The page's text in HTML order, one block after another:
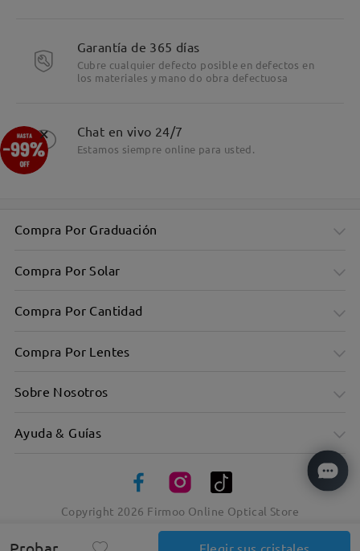
Detalles
Elegancia atemporal en atrevidos marcos cuadrados
Garantía de 365 días
Cubre cualquier defecto posible en defectos en
los materiales y mano do obra defectuosa
Chat en vivo 24/7
Estamos siempre online para usted.
Compra Por Graduación
Compra Por Solar
Compra Por Cantidad
Compra Por Lentes
Sobre Nosotros
Ayuda & Guías
Copyright 2026 Firmoo Online Optical Store
×